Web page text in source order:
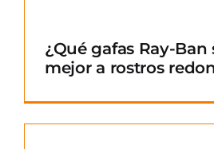
¿Qué gafas Ray-
mejor a rostros